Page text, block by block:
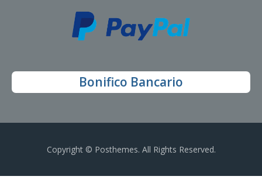
Bonifico Bancario
Copyright © Posthemes. All Rights Reserved.